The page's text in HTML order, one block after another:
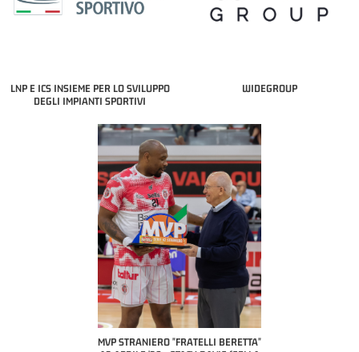
LNP E ICS INSIEME PER LO SVILUPPO
DEGLI IMPIANTI SPORTIVI
WIDEGROUP
MVP STRANIERO "FRATELLI BERETTA"
MVP "FRATELLI